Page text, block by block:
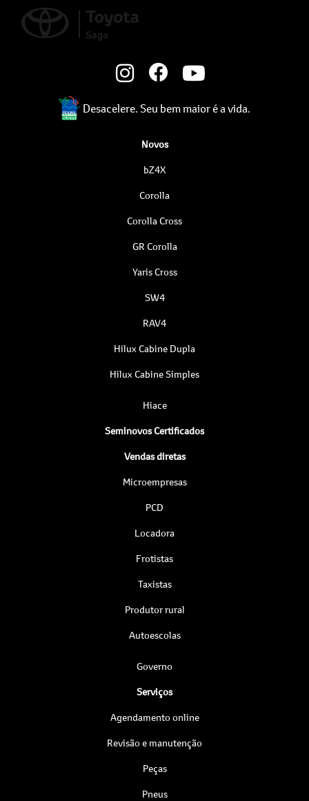
Desacelere. Seu bem maior é a vida.
Novos
bZ4X
Corolla
Corolla Cross
GR Corolla
Yaris Cross
SW4
RAV4
Hilux Cabine Dupla
Hilux Cabine Simples
Hiace
Seminovos Certificados
Vendas diretas
Microempresas
PCD
Locadora
Frotistas
Taxistas
Produtor rural
Autoescolas
Governo
Serviços
Agendamento online
Revisão e manutenção
Peças
Pneus